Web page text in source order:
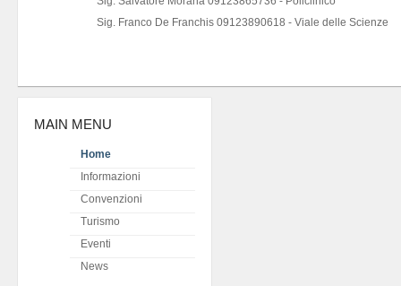
Sig. Franco De Franchis 09123890618 - Viale delle Scienze
MAIN MENU
Home
Informazioni
Convenzioni
Turismo
Eventi
News